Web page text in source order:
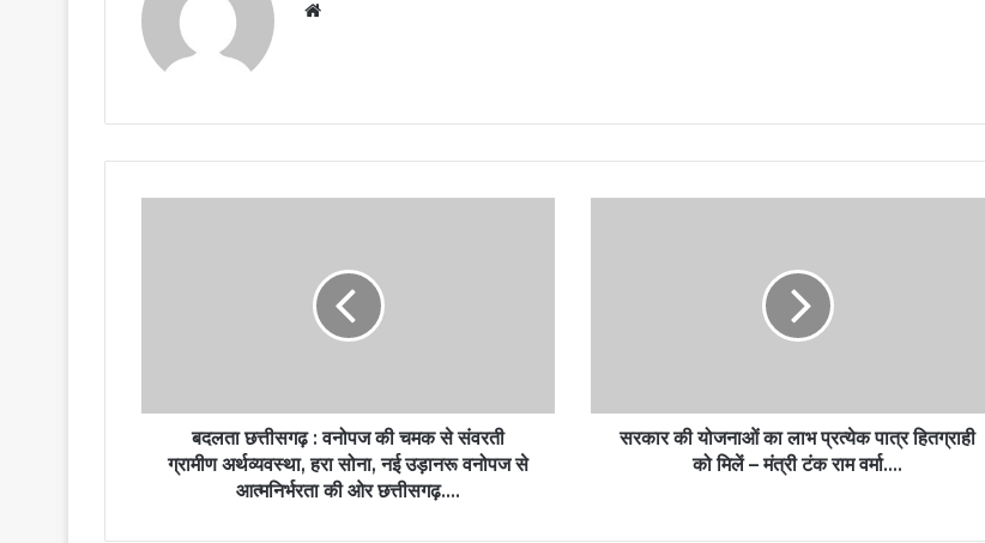
बदलता छत्तीसगढ़ : वनोपज की चमक से संवरती
ग्रामीण अर्थव्यवस्था, हरा सोना, नई उड़ानरू वनोपज से
आत्मनिर्भरता की ओर छत्तीसगढ़….
सरकार की योजनाओं का लाभ प्रत्येक पात्र हितग्राही
को मिलें – मंत्री टंक राम वर्मा….